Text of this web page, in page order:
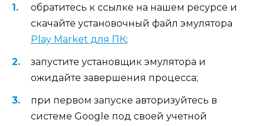
обратитесь к ссылке на нашем ресурсе и
скачайте установочный файл эмулятора
Play Market для ПК;
запустите установщик эмулятора и
ожидайте завершения процесса;
при первом запуске авторизуйтесь в
системе Google под своей учетной